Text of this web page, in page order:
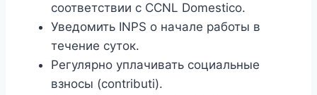
соответствии с CCNL Domestico.
Уведомить INPS о начале работы в
течение суток.
Регулярно уплачивать социальные
взносы (contributi).